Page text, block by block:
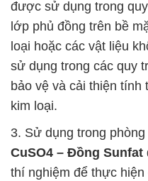
được sử dụng trong
lớp phủ đồng trên bề
loại hoặc các vật liệu
sử dụng trong các quy
bảo vệ và cải thiện tính
kim loại.
3. Sử dụng trong
CuSO4 – Đồng Sunfat
thí nghiệm để thực